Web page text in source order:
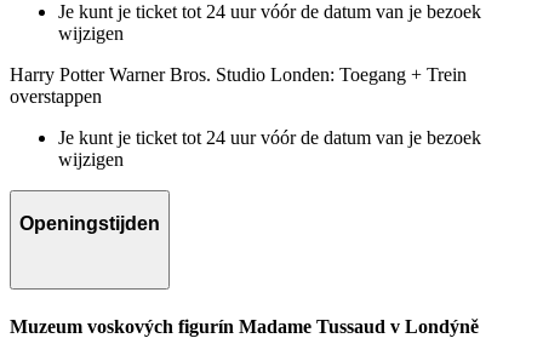
Je kunt je ticket tot 24 uur vóór de datum van je bezoek
wijzigen
Harry Potter Warner Bros. Studio Londen: Toegang + Trein
overstappen
Je kunt je ticket tot 24 uur vóór de datum van je bezoek
wijzigen
Openingstijden
Muzeum voskových figurín Madame Tussaud v Londýně